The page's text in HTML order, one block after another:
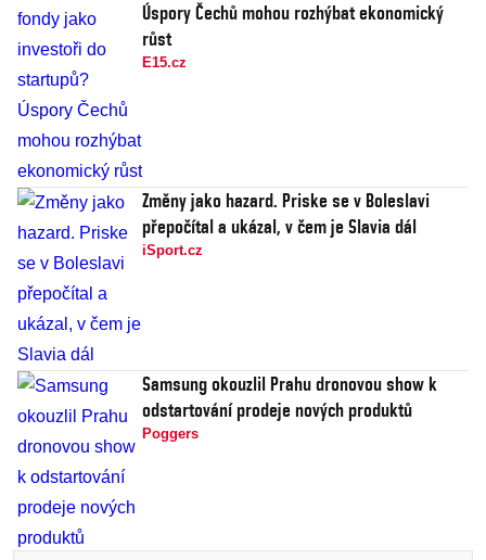
Úspory Čechů mohou rozhýbat ekonomický
růst
E15.cz
Změny jako hazard. Priske se v Boleslavi
přepočítal a ukázal, v čem je Slavia dál
iSport.cz
Samsung okouzlil Prahu dronovou show k
odstartování prodeje nových produktů
Poggers